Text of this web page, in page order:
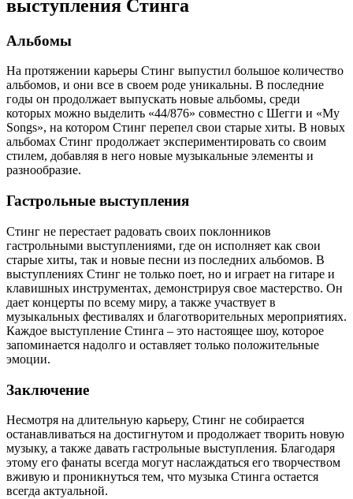
выступления Стинга
Альбомы
На протяжении карьеры Стинг выпустил большое количество
альбомов, и они все в своем роде уникальны. В последние
годы он продолжает выпускать новые альбомы, среди
которых можно выделить «44/876» совместно с Шегги и «My
Songs», на котором Стинг перепел свои старые хиты. В новых
альбомах Стинг продолжает экспериментировать со своим
стилем, добавляя в него новые музыкальные элементы и
разнообразие.
Гастрольные выступления
Стинг не перестает радовать своих поклонников
гастрольными выступлениями, где он исполняет как свои
старые хиты, так и новые песни из последних альбомов. В
выступлениях Стинг не только поет, но и играет на гитаре и
клавишных инструментах, демонстрируя свое мастерство. Он
дает концерты по всему миру, а также участвует в
музыкальных фестивалях и благотворительных мероприятиях.
Каждое выступление Стинга – это настоящее шоу, которое
запоминается надолго и оставляет только положительные
эмоции.
Заключение
Несмотря на длительную карьеру, Стинг не собирается
останавливаться на достигнутом и продолжает творить новую
музыку, а также давать гастрольные выступления. Благодаря
этому его фанаты всегда могут наслаждаться его творчеством
вживую и проникнуться тем, что музыка Стинга остается
всегда актуальной.